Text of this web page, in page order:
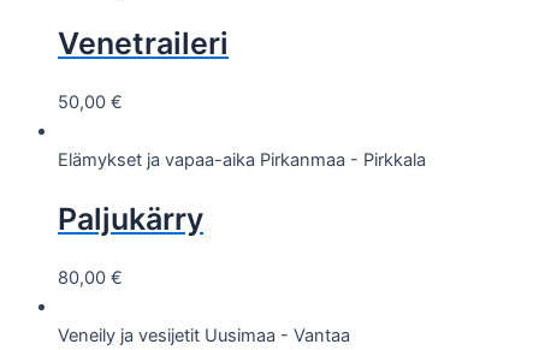
Venetraileri
50,00 €
Elämykset ja vapaa-aika Pirkanmaa - Pirkkala
Paljukärry
80,00 €
Veneily ja vesijetit Uusimaa - Vantaa